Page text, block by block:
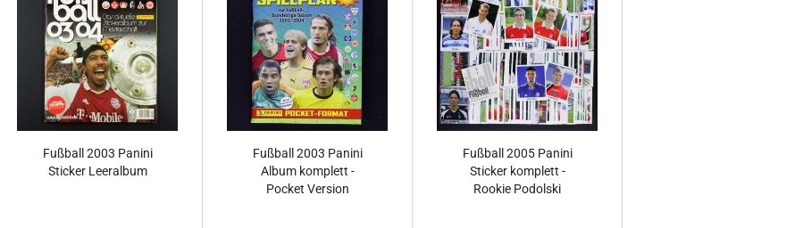
Fußball 2003 Panini
Sticker Leeralbum
Fußball 2003 Panini
Album komplett -
Pocket Version
Fußball 2005 Panini
Sticker komplett -
Rookie Podolski